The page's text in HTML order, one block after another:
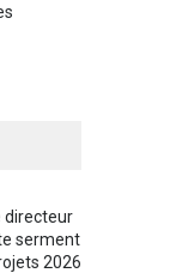
directeur
serment
2026